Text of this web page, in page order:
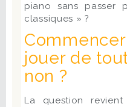
piano sans passer
classiques » ?
jouer de
non ?
La question